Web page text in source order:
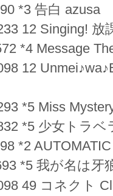
*3 告白 azusa
12 Singing!
*4 Message
12
*5 Miss
*5 少女トラベ
*2
*5 我が名は牙
49 コネクト